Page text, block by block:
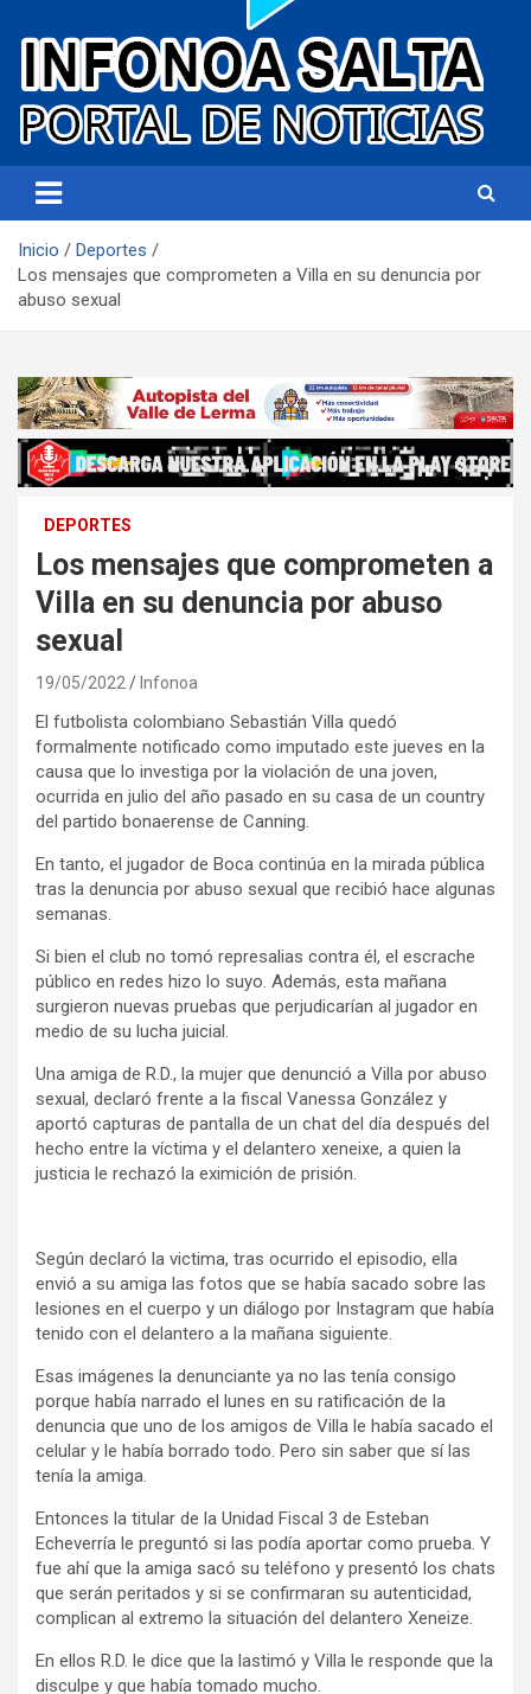
Infonoa Salta
Inicio
Deportes
Los mensajes que comprometen a Villa en su denuncia por
abuso sexual
DEPORTES
Los mensajes que comprometen a
Villa en su denuncia por abuso
sexual
19/05/2022 Infonoa
El futbolista colombiano Sebastián Villa quedó
formalmente notificado como imputado este jueves en la
causa que lo investiga por la violación de una joven,
ocurrida en julio del año pasado en su casa de un country
del partido bonaerense de Canning.
En tanto, el jugador de Boca continúa en la mirada pública
tras la denuncia por abuso sexual que recibió hace algunas
semanas.
Si bien el club no tomó represalias contra él, el escrache
público en redes hizo lo suyo. Además, esta mañana
surgieron nuevas pruebas que perjudicarían al jugador en
medio de su lucha juicial.
Una amiga de R.D., la mujer que denunció a Villa por abuso
sexual, declaró frente a la fiscal Vanessa González y
aportó capturas de pantalla de un chat del día después del
hecho entre la víctima y el delantero xeneixe, a quien la
justicia le rechazó la eximición de prisión.
Según declaró la victima, tras ocurrido el episodio, ella
envió a su amiga las fotos que se había sacado sobre las
lesiones en el cuerpo y un diálogo por Instagram que había
tenido con el delantero a la mañana siguiente.
Esas imágenes la denunciante ya no las tenía consigo
porque había narrado el lunes en su ratificación de la
denuncia que uno de los amigos de Villa le había sacado el
celular y le había borrado todo. Pero sin saber que sí las
tenía la amiga.
Entonces la titular de la Unidad Fiscal 3 de Esteban
Echeverría le preguntó si las podía aportar como prueba. Y
fue ahí que la amiga sacó su teléfono y presentó los chats
que serán peritados y si se confirmaran su autenticidad,
complican al extremo la situación del delantero Xeneize.
En ellos R.D. le dice que la lastimó y Villa le responde que la
disculpe y que había tomado mucho.